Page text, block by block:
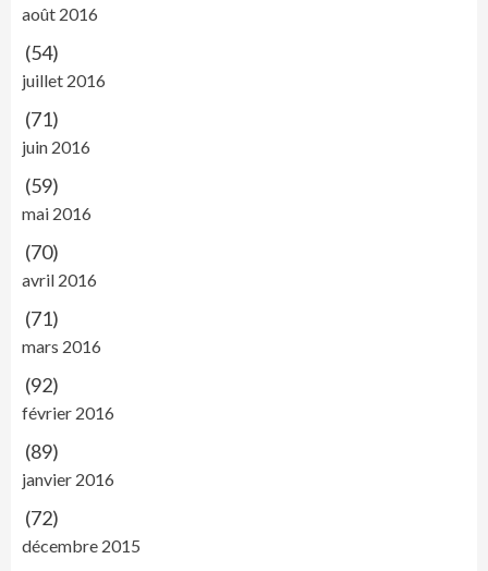
août 2016
(54)
juillet 2016
(71)
juin 2016
(59)
mai 2016
(70)
avril 2016
(71)
mars 2016
(92)
février 2016
(89)
janvier 2016
(72)
décembre 2015